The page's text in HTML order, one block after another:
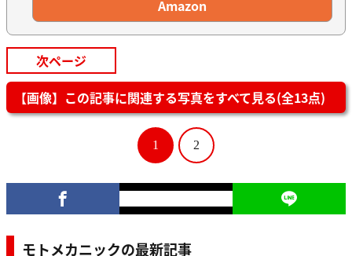
Amazon
次ページ
【画像】この記事に関連する写真をすべて見る(全13点)
1 2
モトメカニックの最新記事